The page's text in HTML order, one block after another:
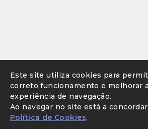
Este site utiliza cookies para
correto funcionamento e melhorar
experiência de navegação.
Ao navegar no site está a
Política de Cookies.